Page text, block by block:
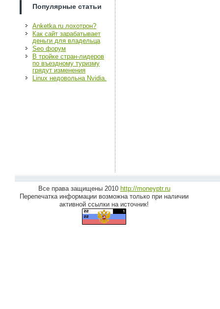
Популярные статьи
Anketka.ru лохотрон?
Как сайт зарабатывает
деньги для владельца
Seo форум
В тройке стран-лидеров
по въездному туризму
грядут изменения
Linux недовольна Nvidia.
Все права защищены 2010 http://moneyptr.ru
Перепечатка информации возможна только при наличии
активной ссылки на источник!